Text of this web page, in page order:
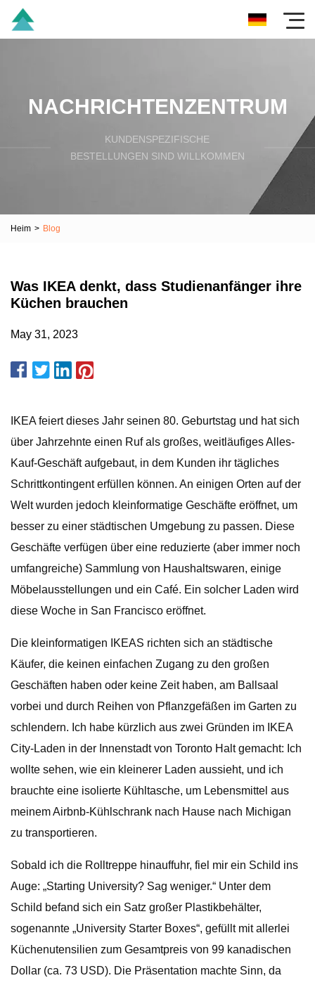
NACHRICHTENZENTRUM
KUNDENSPEZIFISCHE
BESTELLUNGEN SIND WILLKOMMEN
Heim > Blog
Was IKEA denkt, dass Studienanfänger ihre
Küchen brauchen
May 31, 2023
IKEA feiert dieses Jahr seinen 80. Geburtstag und hat sich
über Jahrzehnte einen Ruf als großes, weitläufiges Alles-
Kauf-Geschäft aufgebaut, in dem Kunden ihr tägliches
Schrittkontingent erfüllen können. An einigen Orten auf der
Welt wurden jedoch kleinformatige Geschäfte eröffnet, um
besser zu einer städtischen Umgebung zu passen. Diese
Geschäfte verfügen über eine reduzierte (aber immer noch
umfangreiche) Sammlung von Haushaltswaren, einige
Möbelausstellungen und ein Café. Ein solcher Laden wird
diese Woche in San Francisco eröffnet.
Die kleinformatigen IKEAS richten sich an städtische
Käufer, die keinen einfachen Zugang zu den großen
Geschäften haben oder keine Zeit haben, am Ballsaal
vorbei und durch Reihen von Pflanzgefäßen im Garten zu
schlendern. Ich habe kürzlich aus zwei Gründen im IKEA
City-Laden in der Innenstadt von Toronto Halt gemacht: Ich
wollte sehen, wie ein kleinerer Laden aussieht, und ich
brauchte eine isolierte Kühltasche, um Lebensmittel aus
meinem Airbnb-Kühlschrank nach Hause nach Michigan
zu transportieren.
Sobald ich die Rolltreppe hinauffuhr, fiel mir ein Schild ins
Auge: „Starting University? Sag weniger.“ Unter dem
Schild befand sich ein Satz großer Plastikbehälter,
sogenannte „University Starter Boxes“, gefüllt mit allerlei
Küchenutensilien zum Gesamtpreis von 99 kanadischen
Dollar (ca. 73 USD). Die Präsentation machte Sinn, da